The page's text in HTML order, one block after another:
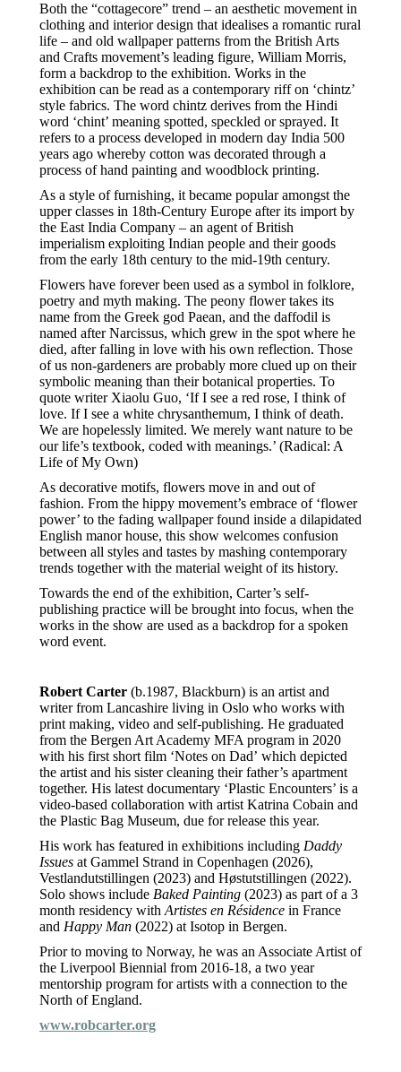
Both the “cottagecore” trend – an aesthetic movement in
clothing and interior design that idealises a romantic rural
life – and old wallpaper patterns from the British Arts
and Crafts movement’s leading figure, William Morris,
form a backdrop to the exhibition. Works in the
exhibition can be read as a contemporary riff on ‘chintz’
style fabrics. The word chintz derives from the Hindi
word ‘chint’ meaning spotted, speckled or sprayed. It
refers to a process developed in modern day India 500
years ago whereby cotton was decorated through a
process of hand painting and woodblock printing.
As a style of furnishing, it became popular amongst the
upper classes in 18th-Century Europe after its import by
the East India Company – an agent of British
imperialism exploiting Indian people and their goods
from the early 18th century to the mid-19th century.
Flowers have forever been used as a symbol in folklore,
poetry and myth making. The peony flower takes its
name from the Greek god Paean, and the daffodil is
named after Narcissus, which grew in the spot where he
died, after falling in love with his own reflection. Those
of us non-gardeners are probably more clued up on their
symbolic meaning than their botanical properties. To
quote writer Xiaolu Guo, ‘If I see a red rose, I think of
love. If I see a white chrysanthemum, I think of death.
We are hopelessly limited. We merely want nature to be
our life’s textbook, coded with meanings.’ (Radical: A
Life of My Own)
As decorative motifs, flowers move in and out of
fashion. From the hippy movement’s embrace of ‘flower
power’ to the fading wallpaper found inside a dilapidated
English manor house, this show welcomes confusion
between all styles and tastes by mashing contemporary
trends together with the material weight of its history.
Towards the end of the exhibition, Carter’s self-
publishing practice will be brought into focus, when the
works in the show are used as a backdrop for a spoken
word event.
Robert Carter (b.1987, Blackburn) is an artist and
writer from Lancashire living in Oslo who works with
print making, video and self-publishing. He graduated
from the Bergen Art Academy MFA program in 2020
with his first short film ‘Notes on Dad’ which depicted
the artist and his sister cleaning their father’s apartment
together. His latest documentary ‘Plastic Encounters’ is a
video-based collaboration with artist Katrina Cobain and
the Plastic Bag Museum, due for release this year.
His work has featured in exhibitions including Daddy
Issues at Gammel Strand in Copenhagen (2026),
Vestlandutstillingen (2023) and Høstutstillingen (2022).
Solo shows include Baked Painting (2023) as part of a 3
month residency with Artistes en Résidence in France
and Happy Man (2022) at Isotop in Bergen.
Prior to moving to Norway, he was an Associate Artist of
the Liverpool Biennial from 2016-18, a two year
mentorship program for artists with a connection to the
North of England.
www.robcarter.org